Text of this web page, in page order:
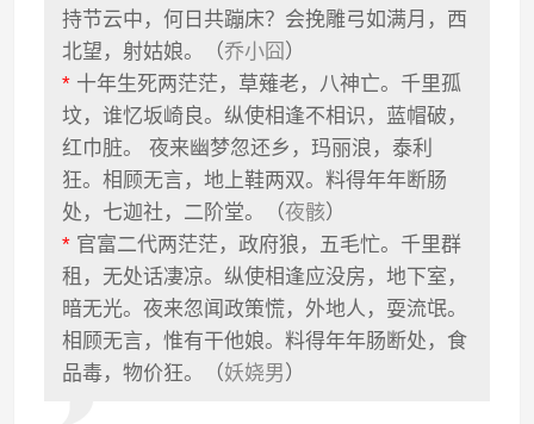
持节云中，何日共蹦床？会挽雕弓如满月，西
北望，射姑娘。（乔小囧）
* 十年生死两茫茫，草薙老，八神亡。千里孤
坟，谁忆坂崎良。纵使相逢不相识，蓝帽破，
红巾脏。 夜来幽梦忽还乡，玛丽浪，泰利
狂。相顾无言，地上鞋两双。料得年年断肠
处，七迦社，二阶堂。（夜骸）
* 官富二代两茫茫，政府狼，五毛忙。千里群
租，无处话凄凉。纵使相逢应没房，地下室，
暗无光。夜来忽闻政策慌，外地人，耍流氓。
相顾无言，惟有干他娘。料得年年肠断处，食
品毒，物价狂。（妖娆男）